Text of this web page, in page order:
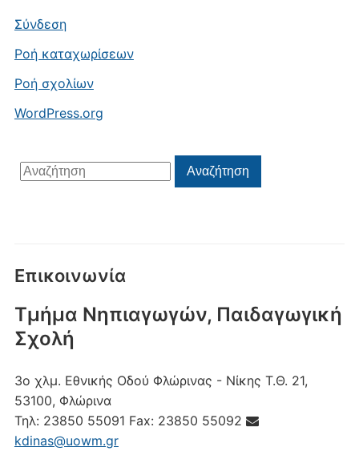
Σύνδεση
Ροή καταχωρίσεων
Ροή σχολίων
WordPress.org
Αναζήτηση
για:
Αναζήτηση
Επικοινωνία
Τμήμα Νηπιαγωγών, Παιδαγωγική
Σχολή
3ο χλμ. Εθνικής Οδού Φλώρινας - Νίκης Τ.Θ. 21,
53100, Φλώρινα
Τηλ: 23850 55091 Fax: 23850 55092
kdinas@uowm.gr